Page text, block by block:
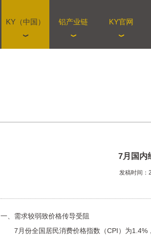
KY（中国） 铝产业链 KY官网
7月国内
发稿时间：
一、需求较弱致价格传导受阻
7月份全国居民消费价格指数（CPI）为1.4%